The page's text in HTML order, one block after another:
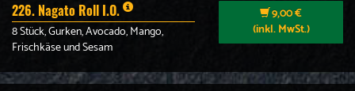
226. Nagato Roll I.O.
8 Stück, Gurken, Avocado, Mango,
Frischkäse und Sesam
9,00 €
(inkl. MwSt.)